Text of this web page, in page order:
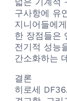
구사항에 유
지니어들에
한 장점들은
전기적 성능
간소화하는
결론
히로세